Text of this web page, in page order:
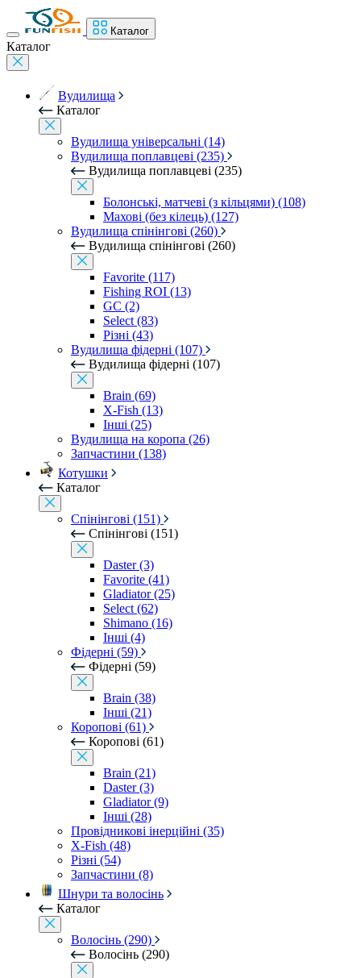
Каталог
Каталог
Вудилища
Каталог
Вудилища універсальні (14)
Вудилища поплавцеві (235)
Вудилища поплавцеві (235)
Болонські, матчеві (з кільцями) (108)
Махові (без кілець) (127)
Вудилища спінінгові (260)
Вудилища спінінгові (260)
Favorite (117)
Fishing ROI (13)
GC (2)
Select (83)
Різні (43)
Вудилища фідерні (107)
Вудилища фідерні (107)
Brain (69)
X-Fish (13)
Інші (25)
Вудилища на коропа (26)
Запчастини (138)
Котушки
Каталог
Спінінгові (151)
Спінінгові (151)
Daster (3)
Favorite (41)
Gladiator (25)
Select (62)
Shimano (16)
Інші (4)
Фідерні (59)
Фідерні (59)
Brain (38)
Інші (21)
Коропові (61)
Коропові (61)
Brain (21)
Daster (3)
Gladiator (9)
Інші (28)
Провідникові інерційні (35)
X-Fish (48)
Різні (54)
Запчастини (8)
Шнури та волосінь
Каталог
Волосінь (290)
Волосінь (290)